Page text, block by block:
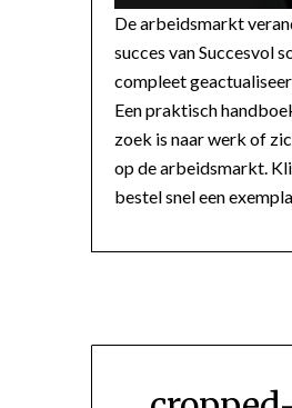
De arbeidsmarkt
succes van Succesvol
compleet
Een praktisch
zoek is naar werk of
op de arbeidsmarkt.
bestel snel een